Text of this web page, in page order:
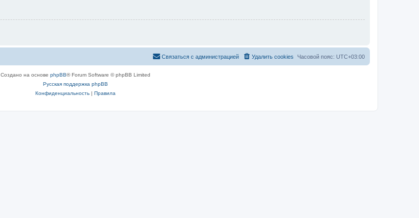
Часовой пояс: UTC+03:00
Удалить cookies
Связаться с администрацией
Создано на основе phpBB® Forum Software © phpBB Limited
Русская поддержка phpBB
Конфиденциальность| Правила